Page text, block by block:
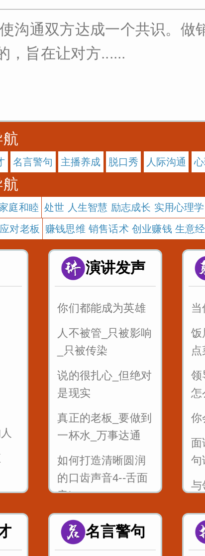
沟通双方达成一个共识。做
，旨在让对方......
航
名言警句 主播养成 脱口秀 人际沟通
庭和睦 处世 人生智慧 励志成长 实用心理
对老板 赚钱思维 销售话术 创业赚钱 生意经
演讲发声
你们都能成为英雄
人不被管_只被影响
_只被传染
说的很扎心_但绝对
是现实
真正的老板_要做到
一杯水_万事达通
如何打造清晰圆润
的口齿声音4--舌面
音jqx
如何打造清晰圆润
的口齿声音5--舌根
饭
领
怎
你
面
句
与
快
名言警句